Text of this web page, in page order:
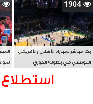
1904
بث مباشر لمباراة الأهلي والأفريقي
التونسي في بطولة الدوري
استطلاع